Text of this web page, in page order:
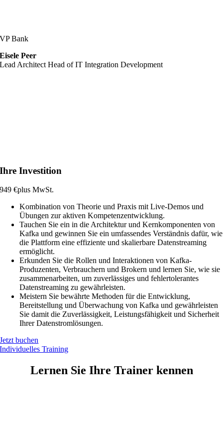
VP Bank
Eisele Peer
Lead Architect Head of IT Integration Development
Ihre Investition
949 €plus MwSt.
Kombination von Theorie und Praxis mit Live-Demos und
Übungen zur aktiven Kompetenzentwicklung.
Tauchen Sie ein in die Architektur und Kernkomponenten von
Kafka und gewinnen Sie ein umfassendes Verständnis dafür, wie
die Plattform eine effiziente und skalierbare Datenstreaming
ermöglicht.
Erkunden Sie die Rollen und Interaktionen von Kafka-
Produzenten, Verbrauchern und Brokern und lernen Sie, wie sie
zusammenarbeiten, um zuverlässiges und fehlertolerantes
Datenstreaming zu gewährleisten.
Meistern Sie bewährte Methoden für die Entwicklung,
Bereitstellung und Überwachung von Kafka und gewährleisten
Sie damit die Zuverlässigkeit, Leistungsfähigkeit und Sicherheit
Ihrer Datenstromlösungen.
Jetzt buchen
Individuelles Training
Lernen Sie Ihre Trainer kennen